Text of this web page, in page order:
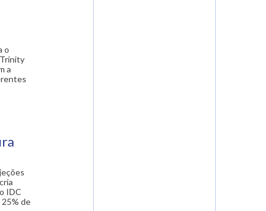
o
a
IDC
de